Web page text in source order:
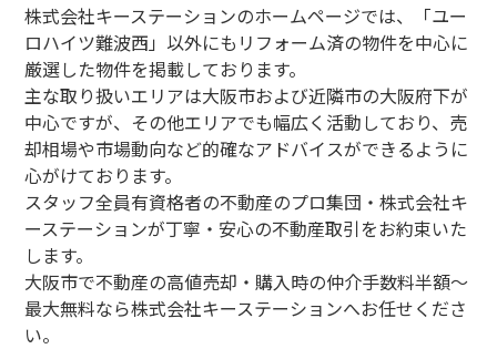
株式会社キーステーションのホームページでは、「ユー
ロハイツ難波西」以外にも リフォーム済の物件を中心に
厳選した物件を掲載しております。
主な取り扱いエリアは大阪市および近隣市の大阪府下が
中心ですが、その他エリアでも幅広く活動しており、売
却相場や市場動向など的確なアドバイスができるように
心がけております。
スタッフ全員有資格者の不動産のプロ集団・株式会社キ
ーステーションが丁寧・安心の不動産取引をお約束いた
します。
大阪市で不動産の高値売却・購入時の仲介手数料半額～
最大無料なら株式会社キーステーションへお任せくださ
い。